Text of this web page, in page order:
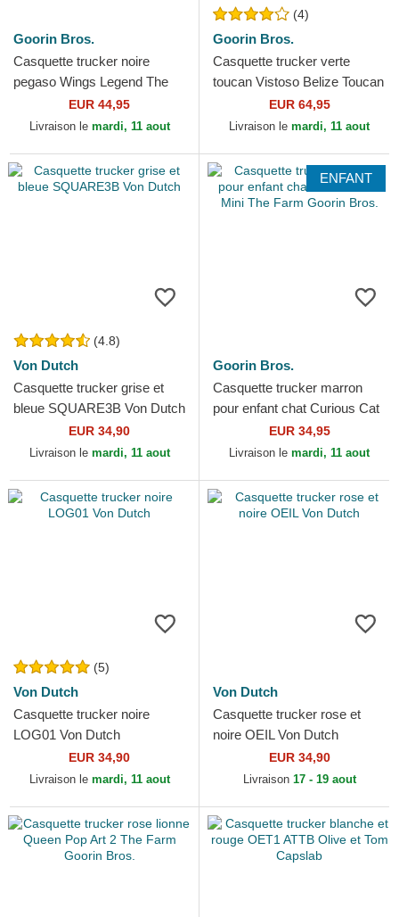
Goorin Bros.
Casquette trucker noire
pegaso Wings Legend The
Farm Goorin Bros.
EUR 44,95
Livraison le mardi, 11 aout
(4)
Goorin Bros.
Casquette trucker verte
toucan Vistoso Belize Toucan
The Farm Goorin Bros.
EUR 64,95
Livraison le mardi, 11 aout
(4.8)
Von Dutch
Casquette trucker grise et
bleue SQUARE3B Von Dutch
EUR 34,90
Livraison le mardi, 11 aout
ENFANT
Goorin Bros.
Casquette trucker marron
pour enfant chat Curious Cat
Mini The Farm Goorin Bros.
EUR 34,95
Livraison le mardi, 11 aout
(5)
Von Dutch
Casquette trucker noire
LOG01 Von Dutch
EUR 34,90
Livraison le mardi, 11 aout
Von Dutch
Casquette trucker rose et
noire OEIL Von Dutch
EUR 34,90
Livraison 17 - 19 aout